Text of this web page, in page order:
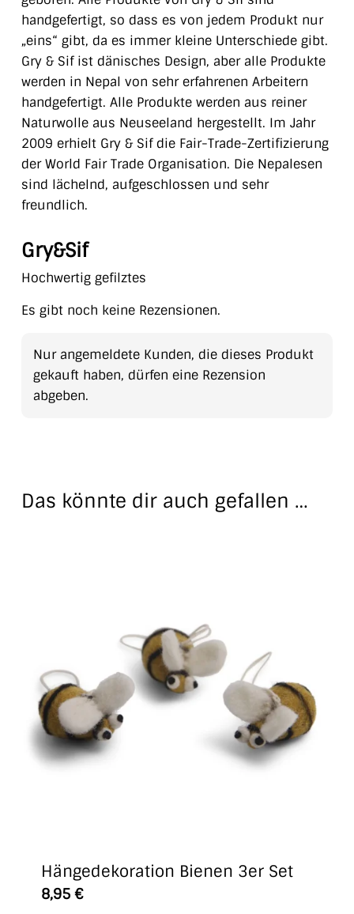
handgefertigt, so dass es von jedem Produkt nur
„eins“ gibt, da es immer kleine Unterschiede gibt.
Gry & Sif ist dänisches Design, aber alle Produkte
werden in Nepal von sehr erfahrenen Arbeitern
handgefertigt. Alle Produkte werden aus reiner
Naturwolle aus Neuseeland hergestellt. Im Jahr
2009 erhielt Gry & Sif die Fair-Trade-Zertifizierung
der World Fair Trade Organisation. Die Nepalesen
sind lächelnd, aufgeschlossen und sehr
freundlich.
Gry&Sif
Hochwertig gefilztes
Es gibt noch keine Rezensionen.
Nur angemeldete Kunden, die dieses Produkt
gekauft haben, dürfen eine Rezension
abgeben.
Das könnte dir auch gefallen …
Hängedekoration Bienen 3er Set
8,95 €